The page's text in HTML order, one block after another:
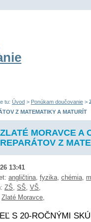
tu: Úvod > Ponúkam doučovanie >
Z MATEMATIKY A MATURÍT
ZLATÉ MORAVCE A
REPARÁTOV Z
13:41
angličtina, fyzika, chémia,
ZŠ, SŠ, VŠ,
Zlaté Moravce,
S 20-ROČNÝMI